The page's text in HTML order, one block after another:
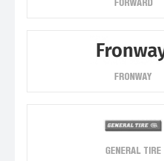
FORWARD
FRONWAY
GENERAL TIRE